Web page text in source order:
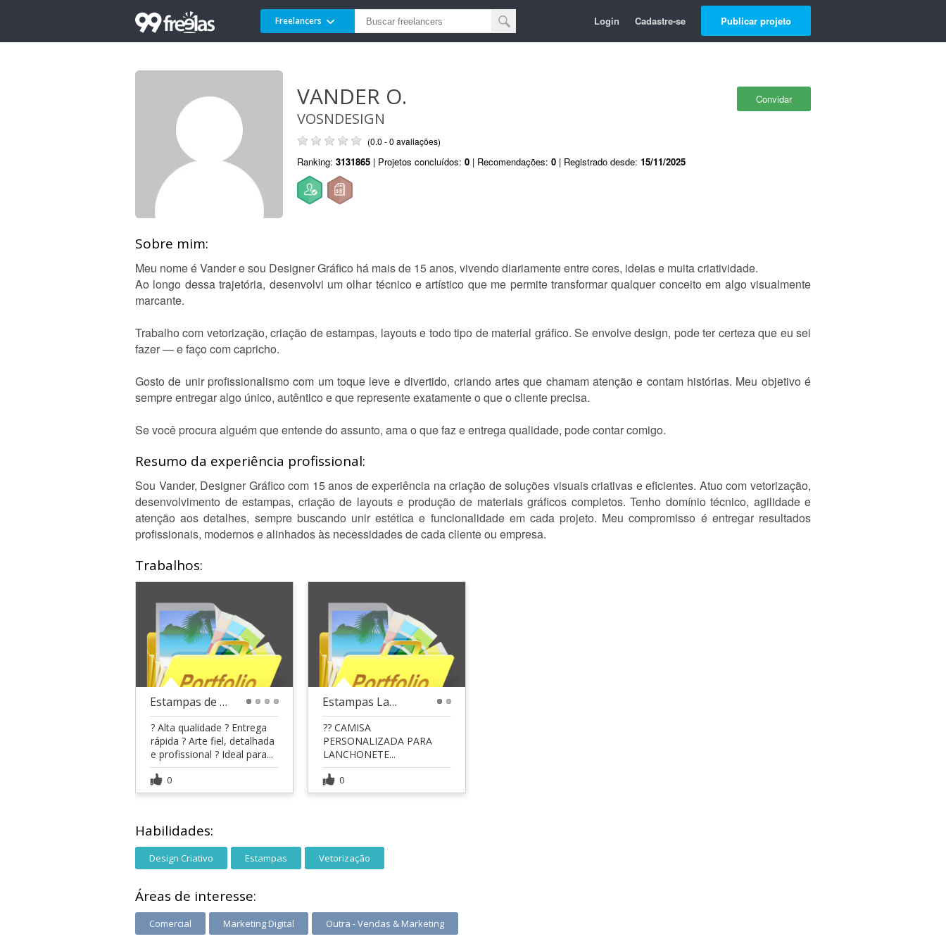
Freelancers Login Cadastre-se Publicar projeto
Convidar
VANDER O.
VOSNDESIGN
(0.0 - 0 avaliações)
Ranking: 3131865 | Projetos concluídos: 0 | Recomendações: 0 | Registrado desde: 15/11/2025
Sobre mim:
Meu nome é Vander e sou Designer Gráfico há mais de 15 anos, vivendo diariamente entre cores, ideias e muita criatividade.
Ao longo dessa trajetória, desenvolvi um olhar técnico e artístico que me permite transformar qualquer conceito em algo visualmente
marcante.
Trabalho com vetorização, criação de estampas, layouts e todo tipo de material gráfico. Se envolve design, pode ter certeza que eu sei
fazer — e faço com capricho.
Gosto de unir profissionalismo com um toque leve e divertido, criando artes que chamam atenção e contam histórias. Meu objetivo é
sempre entregar algo único, autêntico e que represente exatamente o que o cliente precisa.
Se você procura alguém que entende do assunto, ama o que faz e entrega qualidade, pode contar comigo.
Resumo da experiência profissional:
Sou Vander, Designer Gráfico com 15 anos de experiência na criação de soluções visuais criativas e eficientes. Atuo com vetorização,
desenvolvimento de estampas, criação de layouts e produção de materiais gráficos completos. Tenho domínio técnico, agilidade e
atenção aos detalhes, sempre buscando unir estética e funcionalidade em cada projeto. Meu compromisso é entregar resultados
profissionais, modernos e alinhados às necessidades de cada cliente ou empresa.
Trabalhos:
Estampas de times
? Alta qualidade ? Entrega
rápida ? Arte fiel, detalhada
e profissional ? Ideal para...
0
Estampas Lanchonete
?? CAMISA
PERSONALIZADA PARA
LANCHONETE...
0
Habilidades:
Design Criativo Estampas Vetorização
Áreas de interesse:
Comercial Marketing Digital Outra - Vendas & Marketing